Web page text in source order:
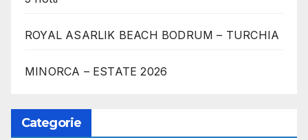
ROYAL ASARLIK BEACH BODRUM – TURCHIA
MINORCA – ESTATE 2026
Categorie